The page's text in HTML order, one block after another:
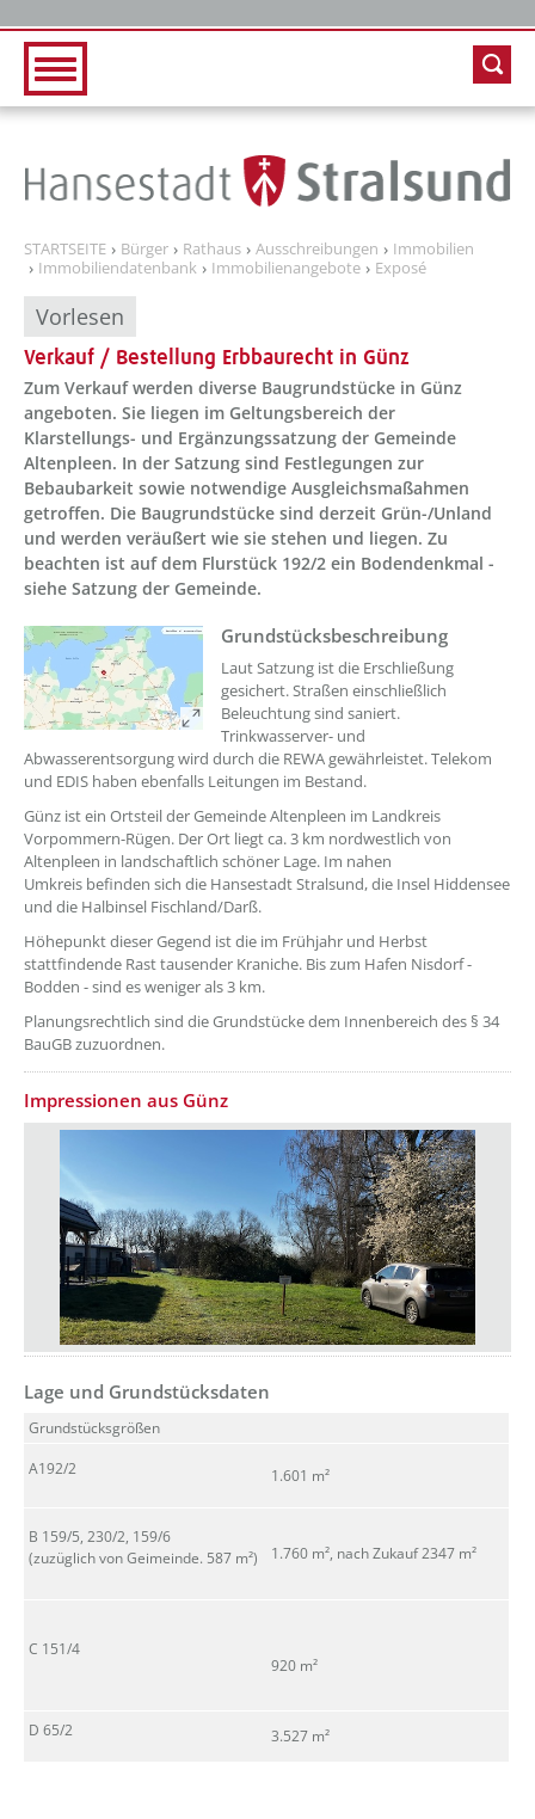
STARTSEITE Bürger Rathaus Ausschreibungen
Immobilien
Immobiliendatenbank
Immobilienangebote Exposé
Vorlesen
Verkauf / Bestellung Erbbaurecht in Günz
Zum Verkauf werden diverse Baugrundstücke in Günz
angeboten. Sie liegen im Geltungsbereich der
Klarstellungs- und Ergänzungssatzung der Gemeinde
Altenpleen. In der Satzung sind Festlegungen zur
Bebaubarkeit sowie notwendige Ausgleichsmaßahmen
getroffen. Die Baugrundstücke sind derzeit Grün-/Unland
und werden veräußert wie sie stehen und liegen. Zu
beachten ist auf dem Flurstück 192/2 ein Bodendenkmal -
siehe Satzung der Gemeinde.
??? absaetzeOben[1]/titel ???Grundstücksbeschreibung
Laut Satzung ist die Erschließung
gesichert. Straßen einschließlich
Beleuchtung sind saniert.
Trinkwasserver- und
Abwasserentsorgung wird durch die REWA gewährleistet. Telekom
und EDIS haben ebenfalls Leitungen im Bestand.
Günz ist ein Ortsteil der Gemeinde Altenpleen im Landkreis
Vorpommern-Rügen. Der Ort liegt ca. 3 km nordwestlich von
Altenpleen in landschaftlich schöner Lage. Im nahen
Umkreis befinden sich die Hansestadt Stralsund, die Insel Hiddensee
und die Halbinsel Fischland/Darß.
Höhepunkt dieser Gegend ist die im Frühjahr und Herbst
stattfindende Rast tausender Kraniche. Bis zum Hafen Nisdorf -
Bodden - sind es weniger als 3 km.
Planungsrechtlich sind die Grundstücke dem Innenbereich des § 34
BauGB zuzuordnen.
Impressionen aus Günz
??? absaetzeUnten[1]/titel ???
Lage und Grundstücksdaten
Grundstücksgrößen
A192/2
1.601 m²
B 159/5, 230/2, 159/6
(zuzüglich von Geimeinde. 587 m²)
1.760 m², nach Zukauf 2347 m²
C 151/4
920 m²
D 65/2 3.527 m²